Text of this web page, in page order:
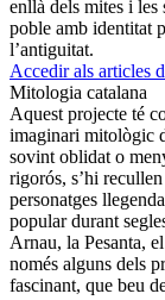
enllà dels mites i
poble amb identitat
l’antiguitat.
Accedir als articles
Mitologia catalana
Aquest projecte té
imaginari mitològic
sovint oblidat o
rigorós, s’hi
personatges
popular durant
Arnau, la Pesanta,
només alguns dels
fascinant, que beu